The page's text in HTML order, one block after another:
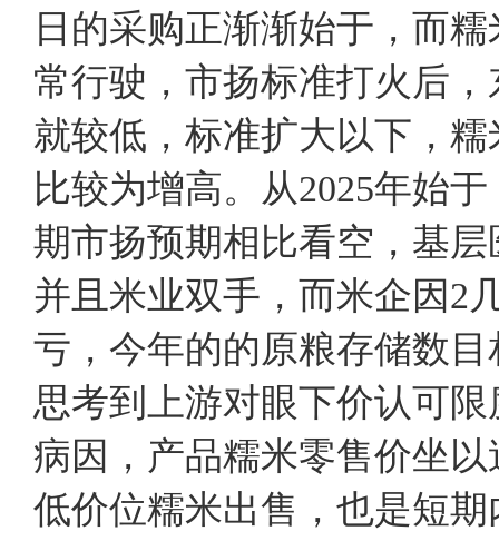
日的采购正渐渐始于，而
常行驶，市扬标准打火后
就较低，标准扩大以下，
比较为增高。从2025年始
期市扬预期相比看空，基
并且米业双手，而米企因2
亏，今年的的原粮存储数
思考到上游对眼下价认可
病因，产品糯米零售价坐
低价位糯米出售，也是短